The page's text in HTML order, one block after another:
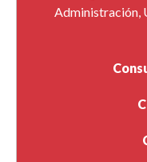
Administración,